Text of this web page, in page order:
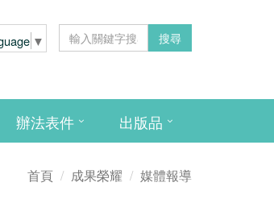
▼ 搜尋
辦法表件 出版品
首頁 成果榮耀 媒體報導